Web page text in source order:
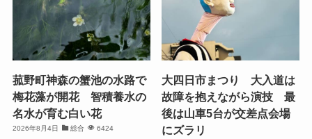
菰野町神森の蟹池の水路で
梅花藻が開花 智積養水の
名水が育む白い花
2026年8月4日 総合 6424
大四日市まつり 大入道は
故障を抱えながら演技 最
後は山車5台が交差点会場
にズラリ